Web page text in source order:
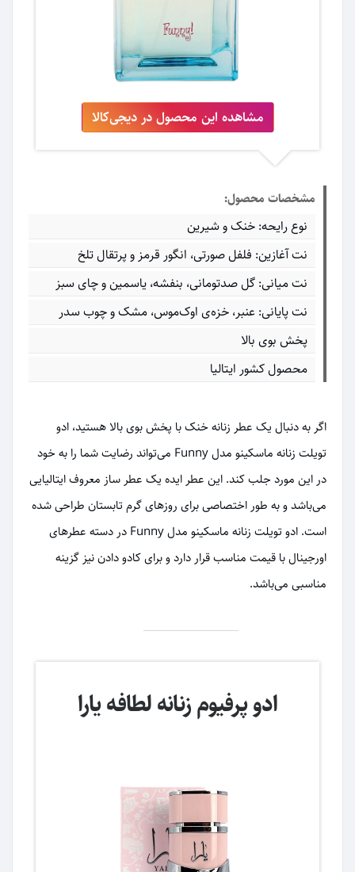
مشاهده این محصول در دیجی‌کالا
مشخصات محصول:
نوع رایحه: خنک و شیرین
نت آغازین: فلفل صورتی، انگور قرمز و پرتقال تلخ
نت میانی: گل صدتومانی، بنفشه، یاسمین و چای سبز
نت پایانی: عنبر، خزه‌ی اوک‌موس، مشک و چوب سدر
پخش بوی بالا
محصول کشور ایتالیا
اگر به دنبال یک عطر زنانه خنک با پخش بوی بالا هستید، ادو
تویلت زنانه ماسکینو مدل Funny می‌تواند رضایت شما را به خود
در این مورد جلب کند. این عطر ایده یک عطر ساز معروف ایتالیایی
می‌باشد و به طور اختصاصی برای روزهای گرم تابستان طراحی شده
است. ادو تویلت زنانه ماسکینو مدل Funny در دسته عطرهای
اورجینال با قیمت مناسب قرار دارد و برای کادو دادن نیز گزینه
مناسبی می‌باشد.
ادو پرفیوم زنانه لطافه یارا